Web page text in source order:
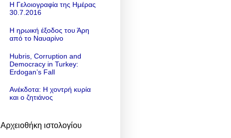
Η Γελοιογραφία της Ημέρας
30.7.2016
Η ηρωική έξοδος του Άρη
από το Ναυαρίνο
Hubris, Corruption and
Democracy in Turkey:
Erdogan’s Fall
Ανέκδοτα: Η χοντρή κυρία
και ο ζητιάνος
Αρχειοθήκη ιστολογίου